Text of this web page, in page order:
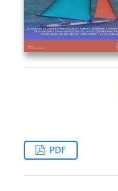
PDF